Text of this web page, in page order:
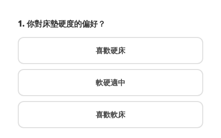
1. 你對床墊硬度的偏好？
喜歡硬床
軟硬適中
喜歡軟床